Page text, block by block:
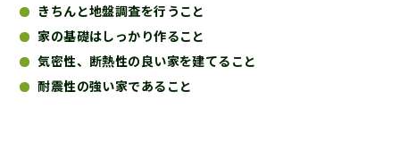
きちんと地盤調査を行うこと
家の基礎はしっかり作ること
気密性、断熱性の良い家を建てること
耐震性の強い家であること